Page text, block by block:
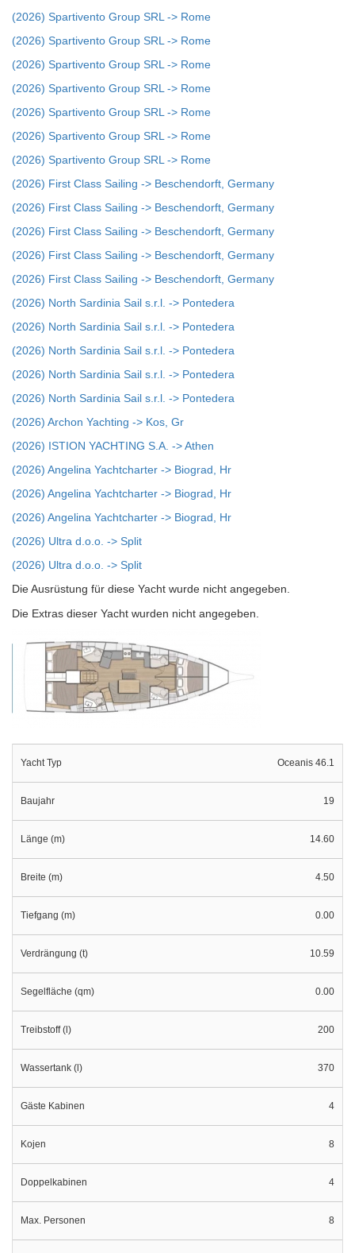
(2026) Spartivento Group SRL -> Rome
(2026) Spartivento Group SRL -> Rome
(2026) Spartivento Group SRL -> Rome
(2026) Spartivento Group SRL -> Rome
(2026) Spartivento Group SRL -> Rome
(2026) Spartivento Group SRL -> Rome
(2026) Spartivento Group SRL -> Rome
(2026) First Class Sailing -> Beschendorft, Germany
(2026) First Class Sailing -> Beschendorft, Germany
(2026) First Class Sailing -> Beschendorft, Germany
(2026) First Class Sailing -> Beschendorft, Germany
(2026) First Class Sailing -> Beschendorft, Germany
(2026) North Sardinia Sail s.r.l. -> Pontedera
(2026) North Sardinia Sail s.r.l. -> Pontedera
(2026) North Sardinia Sail s.r.l. -> Pontedera
(2026) North Sardinia Sail s.r.l. -> Pontedera
(2026) North Sardinia Sail s.r.l. -> Pontedera
(2026) Archon Yachting -> Kos, Gr
(2026) ISTION YACHTING S.A. -> Athen
(2026) Angelina Yachtcharter -> Biograd, Hr
(2026) Angelina Yachtcharter -> Biograd, Hr
(2026) Angelina Yachtcharter -> Biograd, Hr
(2026) Ultra d.o.o. -> Split
(2026) Ultra d.o.o. -> Split
Die Ausrüstung für diese Yacht wurde nicht angegeben.
Die Extras dieser Yacht wurden nicht angegeben.
Yacht Typ Oceanis 46.1
Baujahr 19
Länge (m) 14.60
Breite (m) 4.50
Tiefgang (m) 0.00
Verdrängung (t) 10.59
Segelfläche (qm) 0.00
Treibstoff (l) 200
Wassertank (l) 370
Gäste Kabinen 4
Kojen 8
Doppelkabinen 4
Max. Personen 8